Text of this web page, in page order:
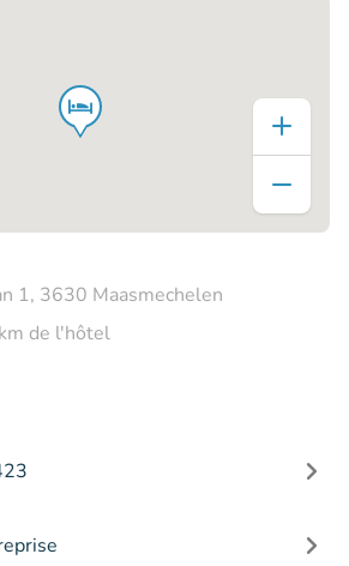
1, 3630 Maasmechelen
de l'hôtel